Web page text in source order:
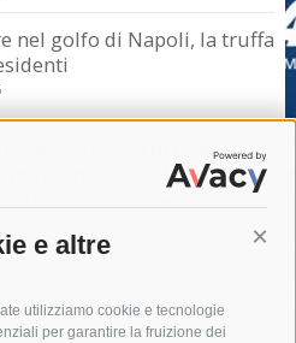
e altre
utilizziamo cookie e tecnologie
per garantire la fruizione dei
nel golfo di Napoli, la truffa
Sicurezza in mare
Campanella, incontro